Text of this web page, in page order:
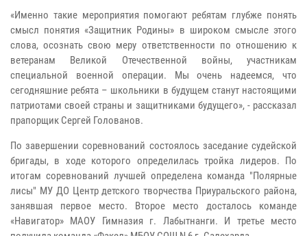
«Именно такие мероприятия помогают ребятам глубже понять
смысл понятия «Защитник Родины» в широком смысле этого
слова, осознать свою меру ответственности по отношению к
ветеранам Великой Отечественной войны, участникам
специальной военной операции. Мы очень надеемся, что
сегодняшние ребята – школьники в будущем станут настоящими
патриотами своей страны и защитниками будущего», - рассказал
прапорщик Сергей Голованов.
По завершении соревнований состоялось заседание судейской
бригады, в ходе которого определилась тройка лидеров. По
итогам соревнований лучшей определена команда "Полярные
лисы" МУ ДО Центр детского творчества Приуральского района,
занявшая первое место. Второе место досталось команде
«Навигатор» МАОУ Гимназия г. Лабытнанги. И третье место